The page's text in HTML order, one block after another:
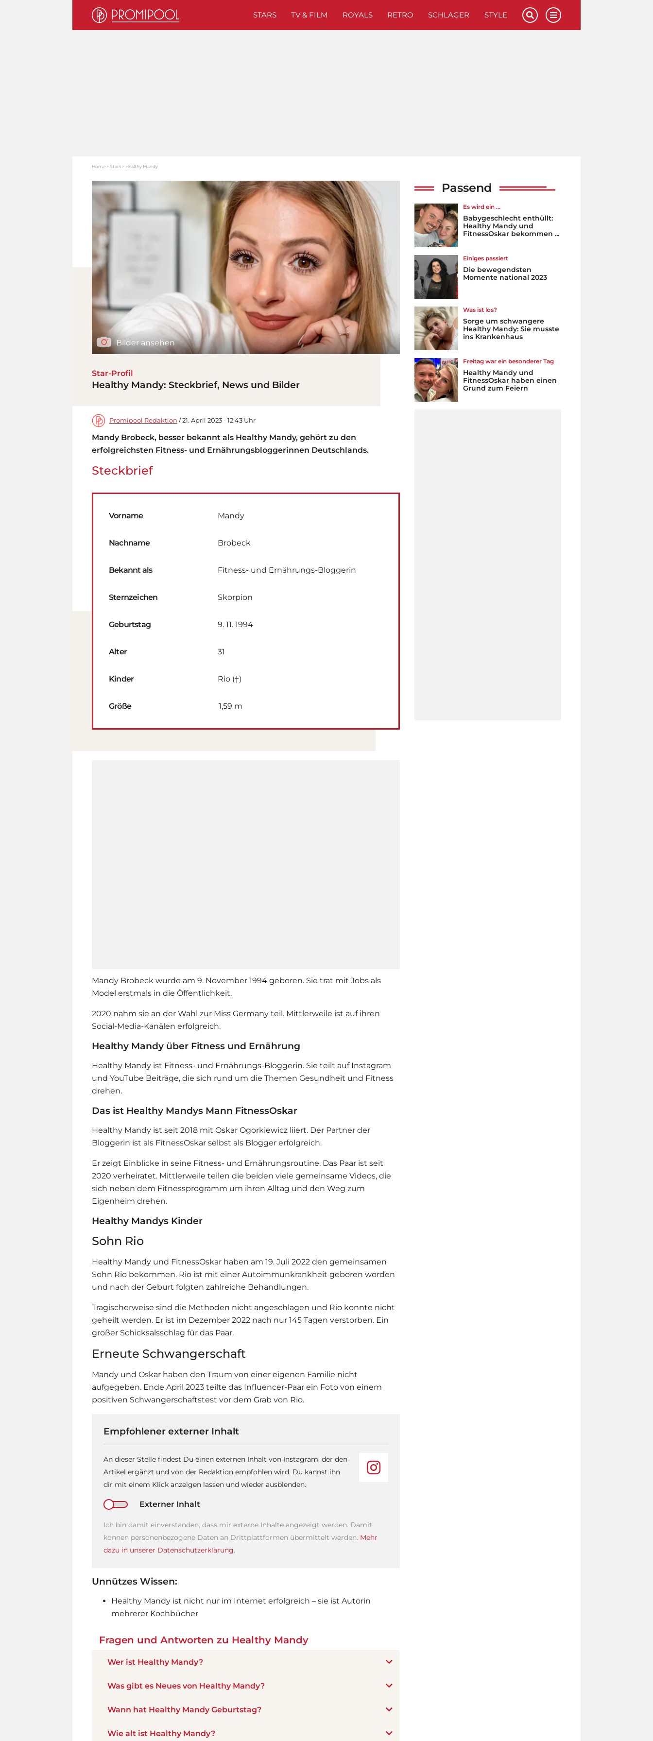
STARS TV & FILM ROYALS RETRO SCHLAGER STYLE
Home Stars Healthy Mandy
Bilder ansehen
Star-Profil
Healthy Mandy: Steckbrief, News und Bilder
Promipool Redaktion / 21. April 2023 - 12:43 Uhr
Mandy Brobeck, besser bekannt als Healthy Mandy, gehört zu den
erfolgreichsten Fitness- und Ernährungsbloggerinnen Deutschlands.
Steckbrief
Vorname Mandy
Nachname Brobeck
Bekannt als Fitness- und Ernährungs-Bloggerin
Sternzeichen Skorpion
Geburtstag 9. 11. 1994
Alter 31
Kinder Rio (†)
Größe 1,59 m
Mandy Brobeck wurde am 9. November 1994 geboren. Sie trat mit Jobs als
Model erstmals in die Öffentlichkeit.
2020 nahm sie an der Wahl zur Miss Germany teil. Mittlerweile ist auf ihren
Social-Media-Kanälen erfolgreich.
Healthy Mandy über Fitness und Ernährung
Healthy Mandy ist Fitness- und Ernährungs-Bloggerin. Sie teilt auf Instagram
und YouTube Beiträge, die sich rund um die Themen Gesundheit und Fitness
drehen.
Das ist Healthy Mandys Mann FitnessOskar
Healthy Mandy ist seit 2018 mit Oskar Ogorkiewicz liiert. Der Partner der
Bloggerin ist als FitnessOskar selbst als Blogger erfolgreich.
Er zeigt Einblicke in seine Fitness- und Ernährungsroutine. Das Paar ist seit
2020 verheiratet. Mittlerweile teilen die beiden viele gemeinsame Videos, die
sich neben dem Fitnessprogramm um ihren Alltag und den Weg zum
Eigenheim drehen.
Healthy Mandys Kinder
Sohn Rio
Healthy Mandy und FitnessOskar haben am 19. Juli 2022 den gemeinsamen
Sohn Rio bekommen. Rio ist mit einer Autoimmunkrankheit geboren worden
und nach der Geburt folgten zahlreiche Behandlungen.
Tragischerweise sind die Methoden nicht angeschlagen und Rio konnte nicht
geheilt werden. Er ist im Dezember 2022 nach nur 145 Tagen verstorben. Ein
großer Schicksalsschlag für das Paar.
Erneute Schwangerschaft
Mandy und Oskar haben den Traum von einer eigenen Familie nicht
aufgegeben. Ende April 2023 teilte das Influencer-Paar ein Foto von einem
positiven Schwangerschaftstest vor dem Grab von Rio.
Empfohlener externer Inhalt
An dieser Stelle findest Du einen externen Inhalt von Instagram, der den
Artikel ergänzt und von der Redaktion empfohlen wird. Du kannst ihn
dir mit einem Klick anzeigen lassen und wieder ausblenden.
Externer Inhalt
Ich bin damit einverstanden, dass mir externe Inhalte angezeigt werden. Damit
können personenbezogene Daten an Drittplattformen übermittelt werden. Mehr
dazu in unserer Datenschutzerklärung.
Unnützes Wissen:
Healthy Mandy ist nicht nur im Internet erfolgreich – sie ist Autorin
mehrerer Kochbücher
Fragen und Antworten zu Healthy Mandy
Wer ist Healthy Mandy?
Was gibt es Neues von Healthy Mandy?
Wann hat Healthy Mandy Geburtstag?
Wie alt ist Healthy Mandy?
Passend
Es wird ein ...
Babygeschlecht enthüllt:
Healthy Mandy und
FitnessOskar bekommen ...
Einiges passiert
Die bewegendsten
Momente national 2023
Was ist los?
Sorge um schwangere
Healthy Mandy: Sie musste
ins Krankenhaus
Freitag war ein besonderer Tag
Healthy Mandy und
FitnessOskar haben einen
Grund zum Feiern